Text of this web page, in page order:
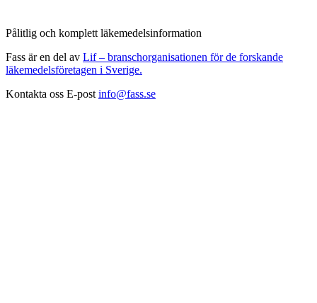
Pålitlig och komplett läkemedelsinformation
Fass är en del av Lif – branschorganisationen för de forskande
läkemedelsföretagen i Sverige.
Kontakta oss E-post info@fass.se